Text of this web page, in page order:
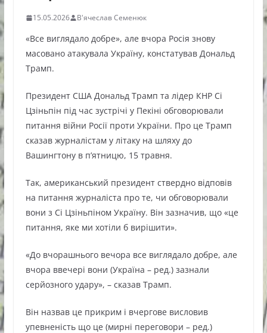
15.05.2026 В'ячеслав Семенюк
«Все виглядало добре», але вчора Росія знову
масовано атакувала Україну, констатував Дональд
Трамп.
Президент США Дональд Трамп та лідер КНР Сі
Цзіньпін під час зустрічі у Пекіні обговорювали
питання війни Росії проти України. Про це Трамп
сказав журналістам у літаку на шляху до
Вашингтону в п’ятницю, 15 травня.
Так, американський президент ствердно відповів
на питання журналіста про те, чи обговорювали
вони з Сі Цзіньпіном Україну. Він зазначив, що «це
питання, яке ми хотіли б вирішити».
«До вчорашнього вечора все виглядало добре, але
вчора ввечері вони (Україна – ред.) зазнали
серйозного удару», – сказав Трамп.
Він назвав це прикрим і вчергове висловив
упевненість що це (мирні переговори – ред.)